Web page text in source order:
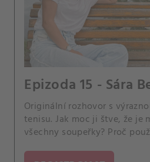
Epizoda 15 - Sára
Originální rozhovor s
tenisu. Jak moc ji štve, že je
všechny soupeřky? Proč
tenis? A jak se poučila z